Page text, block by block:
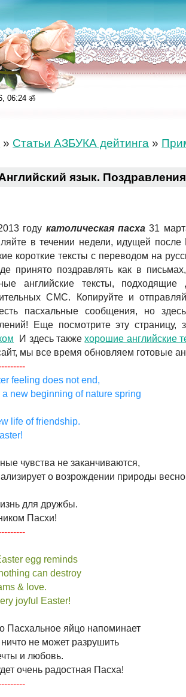
06:24 ॐ
» Статьи АЗБУКА дейтинга »
язык.
году католическая пасха31
в течении недели, идущей
короткие тексты с переводом на
принято поздравлять как в
английские тексты,
СМС. Копируйте и
пасхальные сообщения, но
Еще посмотрите эту страницу,
И здесь такжехорошие английские
мы все время обновляем готовые
feeling does not end,
a new beginning of nature spring
life of friendship.
чувства не заканчиваются,
о возрождении природы
для дружбы.
Пасхи!
egg reminds
can destroy
& love.
joyful Easter!
Пасхальное яйцо напоминает
не может разрушить
и любовь.
очень радостная Пасха!